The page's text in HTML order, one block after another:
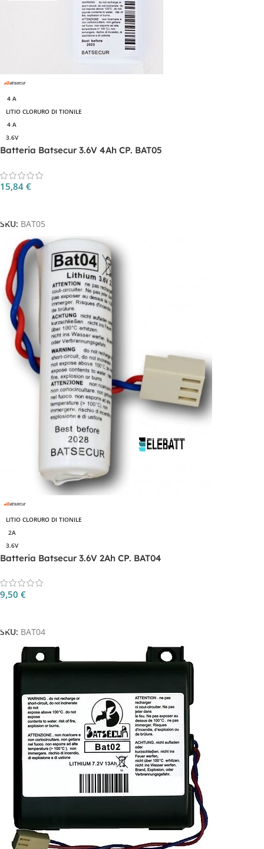
4 A
LITIO CLORURO DI TIONILE
4 A
3.6V
Batteria Batsecur 3.6V 4Ah CP. BAT05
15,84 €
SKU: BAT05
LITIO CLORURO DI TIONILE
2A
3.6V
Batteria Batsecur 3.6V 2Ah CP. BAT04
9,50 €
SKU: BAT04